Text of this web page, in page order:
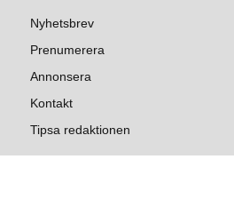
Nyhetsbrev
Prenumerera
Annonsera
Kontakt
Tipsa redaktionen